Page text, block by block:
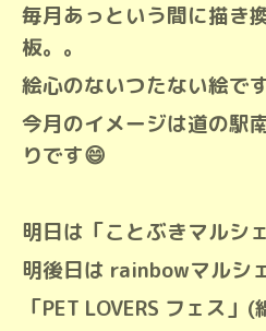
毎月あっという間に描き
板。。
絵心のないつたない絵で
今月のイメージは道の駅
りです😄
明日は「ことぶきマルシ
明後日は rainbowマルシ
「PET LOVERS フェス」